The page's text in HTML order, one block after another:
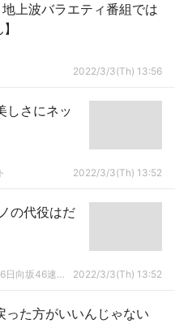
上波バラエティ番組では
2022/3/3(Th) 13:56
しさにネッ
2022/3/3(Th) 13:52
の代役はだ
乃木通☆世界最速！乃木坂46欅坂46日向坂46速報まとめ 2022/3/3(Th) 13:52
った方がいいんじゃない